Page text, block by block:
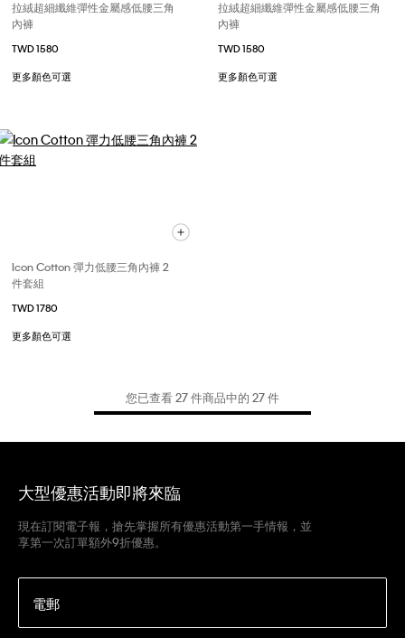
拉絨超細纖維彈性金屬感低腰三角
內褲
TWD 1580
更多顏色可選
拉絨超細纖維彈性金屬感低腰三角
內褲
TWD 1580
更多顏色可選
Icon Cotton 彈力低腰三角內褲 2
件套組
TWD 1780
更多顏色可選
您已查看 27 件商品中的 27 件
大型優惠活動即將來臨
現在訂閱電子報，搶先掌握所有優惠活動第一手情報，並
享第一次訂單額外9折優惠。
電郵